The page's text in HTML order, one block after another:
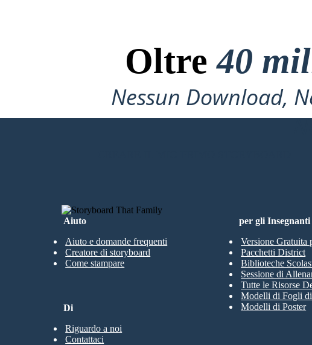
Oltre40
Nessun Download,
Aiuto
Aiuto e domande frequenti
Creatore di storyboard
Come stampare
per gli Insegnanti
Versione Gratuita
Pacchetti District
Biblioteche
Sessione di
Tutte le Risorse
Modelli di Fogli
Modelli di Poster
Di
Riguardo a noi
Contattaci